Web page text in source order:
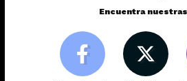
Encuentra